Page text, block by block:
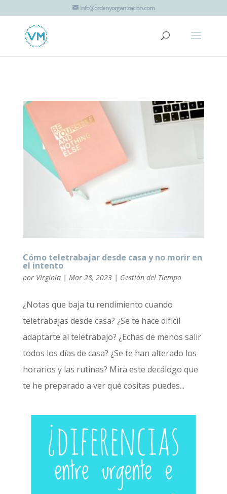
info@ordenyorganizacion.com
Cómo teletrabajar desde casa y no morir en
el intento
por Virginia| Mar 28, 2023| Gestión del Tiempo
¿Notas que baja tu rendimiento cuando
teletrabajas desde casa? ¿Se te hace difícil
adaptarte al teletrabajo? ¿Echas de menos salir
todos los días de casa? ¿Se te han alterado los
horarios y las rutinas? Mira este decálogo que
te he preparado a ver qué cositas puedes...